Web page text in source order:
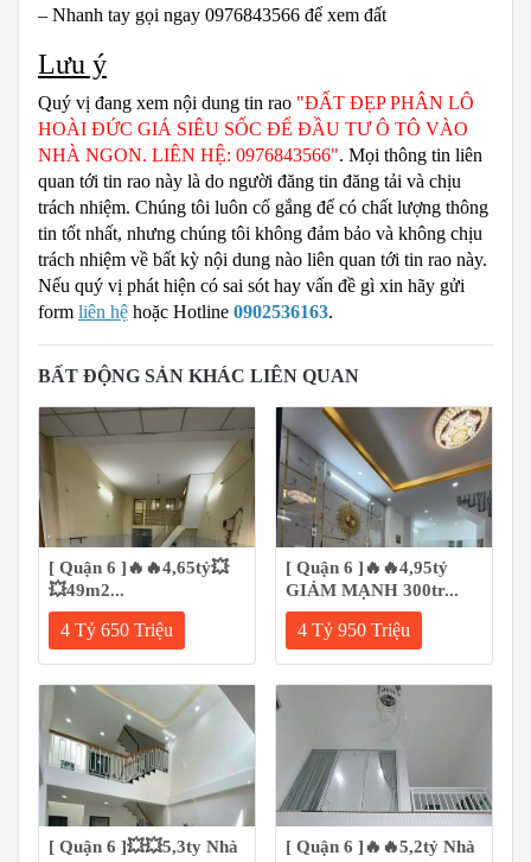
– Nhanh tay gọi ngay 0976843566 để xem đất
Lưu ý
Quý vị đang xem nội dung tin rao "ĐẤT ĐẸP PHÂN LÔ
HOÀI ĐỨC GIÁ SIÊU SỐC ĐỂ ĐẦU TƯ Ô TÔ VÀO
NHÀ NGON. LIÊN HỆ: 0976843566". Mọi thông tin liên
quan tới tin rao này là do người đăng tin đăng tải và chịu
trách nhiệm. Chúng tôi luôn cố gắng để có chất lượng thông
tin tốt nhất, nhưng chúng tôi không đảm bảo và không chịu
trách nhiệm về bất kỳ nội dung nào liên quan tới tin rao này.
Nếu quý vị phát hiện có sai sót hay vấn đề gì xin hãy gửi
form liên hệ hoặc Hotline 0902536163.
BẤT ĐỘNG SẢN KHÁC LIÊN QUAN
[ Quận 6 ]🔥🔥4,65tỷ💥
💥49m2...
4 Tỷ 650 Triệu
[ Quận 6 ]🔥🔥4,95tỷ
GIẢM MẠNH 300tr...
4 Tỷ 950 Triệu
[ Quận 6 ]💥💥5,3ty Nhà
[ Quận 6 ]🔥🔥5,2tỷ Nhà